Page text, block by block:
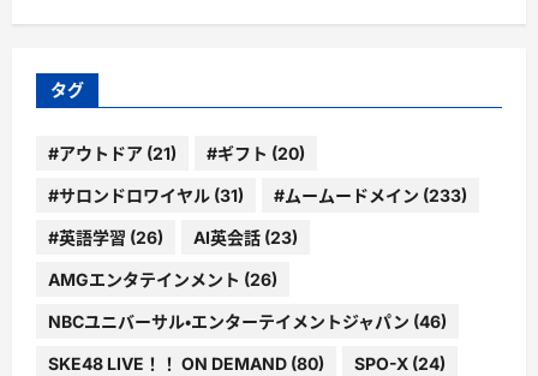
ゴ
ー
タグ
#アウトドア (21) #ギフト (20)
#サロンドロワイヤル (31) #ムームードメイン (233)
#英語学習 (26) AI英会話 (23)
AMGエンタテインメント (26)
NBCユニバーサル・エンターテイメントジャパン (46)
SKE48 LIVE！！ ON DEMAND (80) SPO-X (24)